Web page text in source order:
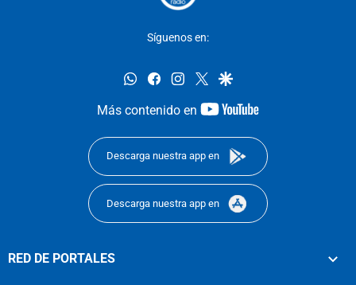
Síguenos en:
whatsappfacebookinstagram
twittergoogle
Más contenido en
youtube-
Descarga nuestra app en
Descarga nuestra app en
RED DE PORTALES